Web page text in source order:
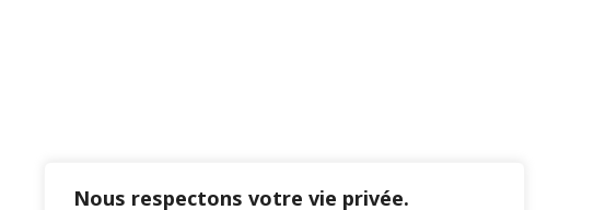
Nous respectons votre vie privée.